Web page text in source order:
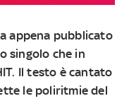
appena pubblicato
singolo che in
Il testo è cantato
le poliritmie del